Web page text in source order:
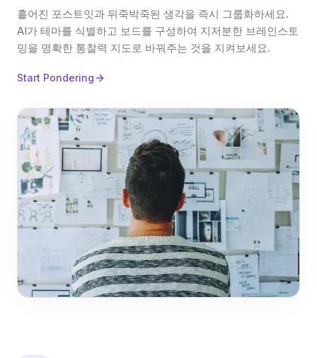
흩어진 포스트잇과 뒤죽박죽된 생각을 즉시 그룹화하세요.
AI가 테마를 식별하고 보드를 구성하여 지저분한 브레인스토
밍을 명확한 통찰력 지도로 바꿔주는 것을 지켜보세요.
Start Pondering